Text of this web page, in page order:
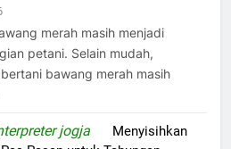
merah masih menjadi
petani. Selain mudah,
bawang merah masih
jogja
Menyisihkan